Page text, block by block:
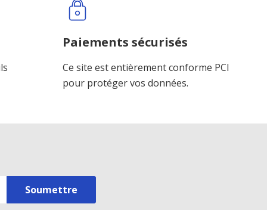
Paiements sécurisés
Ce site est entièrement conforme PCI
pour protéger vos données.